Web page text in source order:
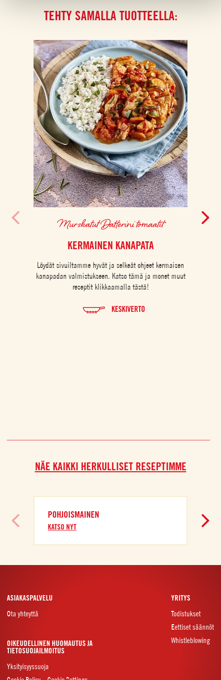
TEHTY SAMALLA TUOTTEELLA:
Murskatut Datterini tomaatit
KERMAINEN KANAPATA
Löydät sivuiltamme hyvät ja selkeät ohjeet kermaisen
kanapadan valmistukseen. Katso tämä ja monet muut
reseptit klikkaamalla tästä!
KESKIVERTO
NÄE KAIKKI HERKULLISET RESEPTIMME
POHJOISMAINEN
KATSO NYT
ASIAKASPALVELU
Ota yhteyttä
YRITYS
Todistukset
Eettiset säännöt
Whistleblowing
OIKEUDELLINEN HUOMAUTUS JA
TIETOSUOJAILMOITUS
Yksityisyyssuoja